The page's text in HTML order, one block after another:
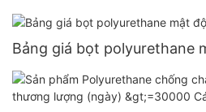
- Shuode
Bảng giá bọt polyurethane